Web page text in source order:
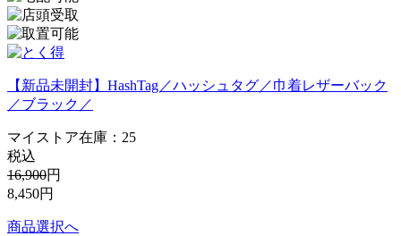
【新品未開封】HashTag／ハッシュタグ／巾着レザーバック
／ブラック／
マイストア在庫： 25
税込
16,900円
8,450円
商品選択へ